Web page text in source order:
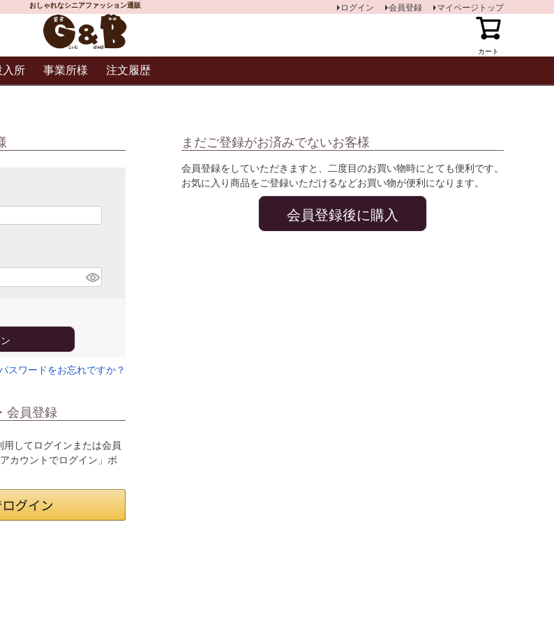
おしゃれなシニアファッション通販
カート
ログイン 会員登録 マイページトップ
入所 事業所様 注文履歴
スワードをお忘れですか？
会員登録
してログインまたは会員
カウントでログイン」ボ
まだご登録がお済みでないお客様
会員登録をしていただきますと、二度目のお買い物時にとても便利です。
お気に入り商品をご登録いただけるなどお買い物が便利になります。
会員登録後に購入